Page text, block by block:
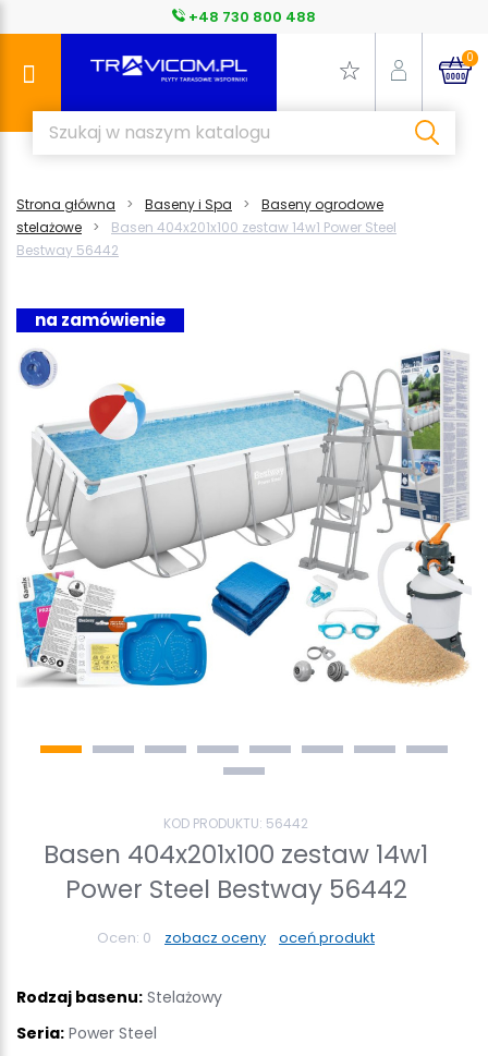
+48 730 800 488
0
Strona główna Baseny i Spa
Baseny ogrodowe
stelażowe
Basen 404x201x100 zestaw 14w1 Power Steel
Bestway 56442
na zamówienie
KOD PRODUKTU: 56442
Basen 404x201x100 zestaw 14w1
Power Steel Bestway 56442
Ocen: 0 zobacz oceny oceń produkt
Rodzaj basenu: Stelażowy
Seria: Power Steel